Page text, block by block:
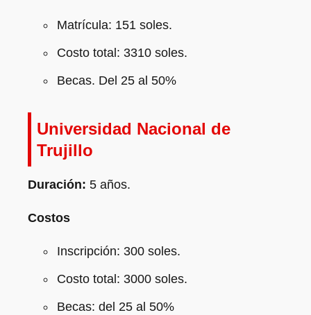
Matrícula: 151 soles.
Costo total: 3310 soles.
Becas. Del 25 al 50%
Universidad Nacional de
Trujillo
Duración: 5 años.
Costos
Inscripción: 300 soles.
Costo total: 3000 soles.
Becas: del 25 al 50%